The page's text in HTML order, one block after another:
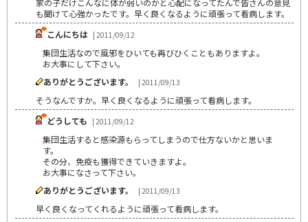
も聞けて心強かったです。早く良くなるように頑張って看病します。
こんにちは | 2011/09/12
集団生活なので風邪をひいても再びひくこともありますよ。
お大事にして下さい。
ありがとうございます。
| 2011/09/13
そうなんですか。早く良くなるように頑張って看病します。
どうしても | 2011/09/12
集団生活すると感染源もらってしまうので仕方ないかと思いま
す。
その分、免疫も獲得できていきますよ。
お大事になさって下さい。
ありがとうございます。
| 2011/09/13
早く良くなってくれるように頑張って看病します。